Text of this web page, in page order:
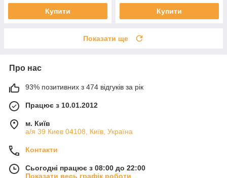
Купити Купити
Показати ще
Про нас
93% позитивних з 474 відгуків за рік
Працює з 10.01.2012
м. Київ
а/я 39 Киев 04108, Київ, Україна
Контакти
Сьогодні працює з 08:00 до 22:00
Показати весь графік роботи